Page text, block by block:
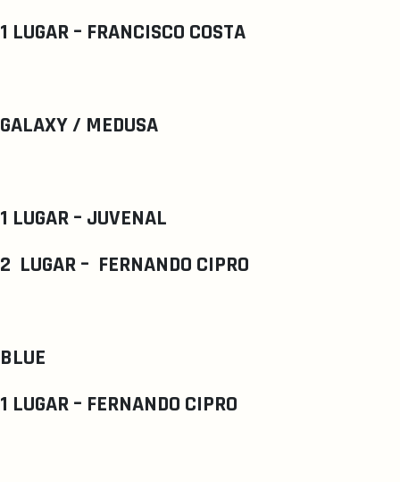
1 LUGAR – FRANCISCO COSTA
GALAXY / MEDUSA
1 LUGAR – JUVENAL
2 LUGAR – FERNANDO CIPRO
BLUE
1 LUGAR – FERNANDO CIPRO